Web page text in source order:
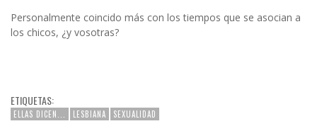
Personalmente coincido más con los tiempos que se asocian a
los chicos, ¿y vosotras?
ETIQUETAS:
ELLAS DICEN... LESBIANA SEXUALIDAD